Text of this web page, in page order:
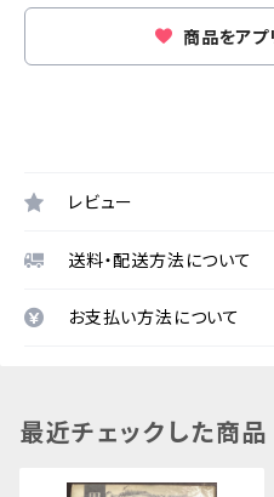
商品をアプ
レビュー
送料・配送方法について
お支払い方法について
最近チェックした商品